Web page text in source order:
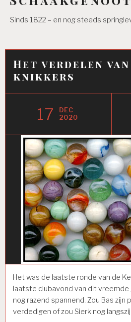
Sinds 1822 – en nog steeds
Het verdelen van
knikkers
17
DEC
2020
Het was de laatste ronde van de
laatste clubavond van dit vreemde
nog razend spannend. Zou Bas zijn
verdedigen of zou Sierk nog